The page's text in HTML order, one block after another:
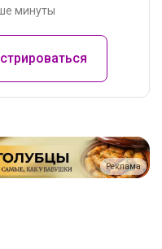
минуты
Реклама